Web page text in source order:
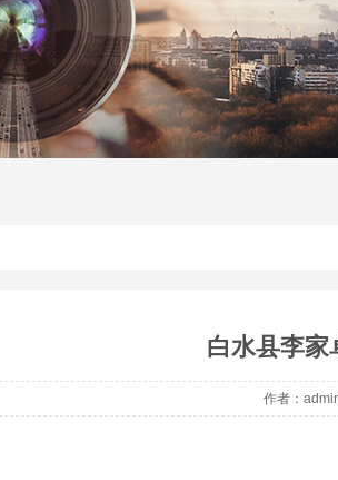
白水县李家
作者：